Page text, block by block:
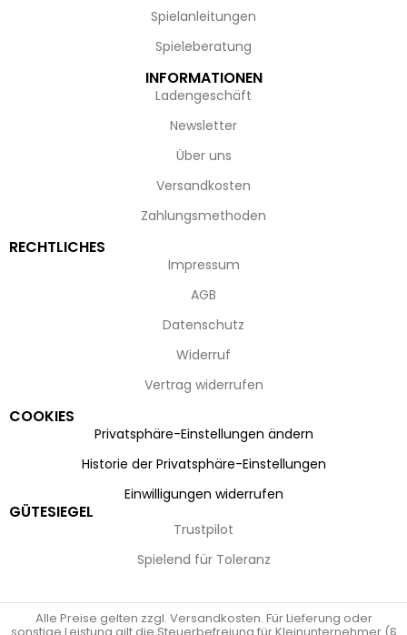
Spielanleitungen
Spieleberatung
INFORMATIONEN
Ladengeschäft
Newsletter
Über uns
Versandkosten
Zahlungsmethoden
RECHTLICHES
Impressum
AGB
Datenschutz
Widerruf
Vertrag widerrufen
COOKIES
Privatsphäre-Einstellungen ändern
Historie der Privatsphäre-Einstellungen
Einwilligungen widerrufen
GÜTESIEGEL
Trustpilot
Spielend für Toleranz
Alle Preise gelten zzgl. Versandkosten. Für Lieferung oder